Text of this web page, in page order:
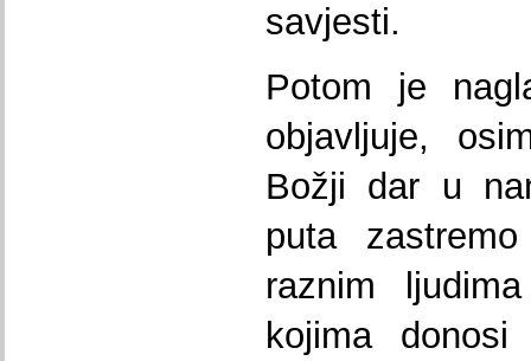
savjesti.
Potom je
objavljuje,
Božji dar u
puta
raznim
kojima